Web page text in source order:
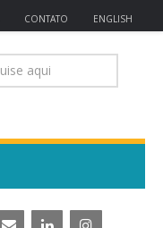
CONTATO ENGLISH